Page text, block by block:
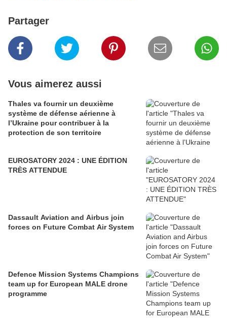
Partager
Vous aimerez aussi
Thales va fournir un deuxième
système de défense aérienne à
l’Ukraine pour contribuer à la
protection de son territoire
EUROSATORY 2024 : UNE ÉDITION
TRÈS ATTENDUE
Dassault Aviation and Airbus join
forces on Future Combat Air System
Defence Mission Systems Champions
team up for European MALE drone
programme